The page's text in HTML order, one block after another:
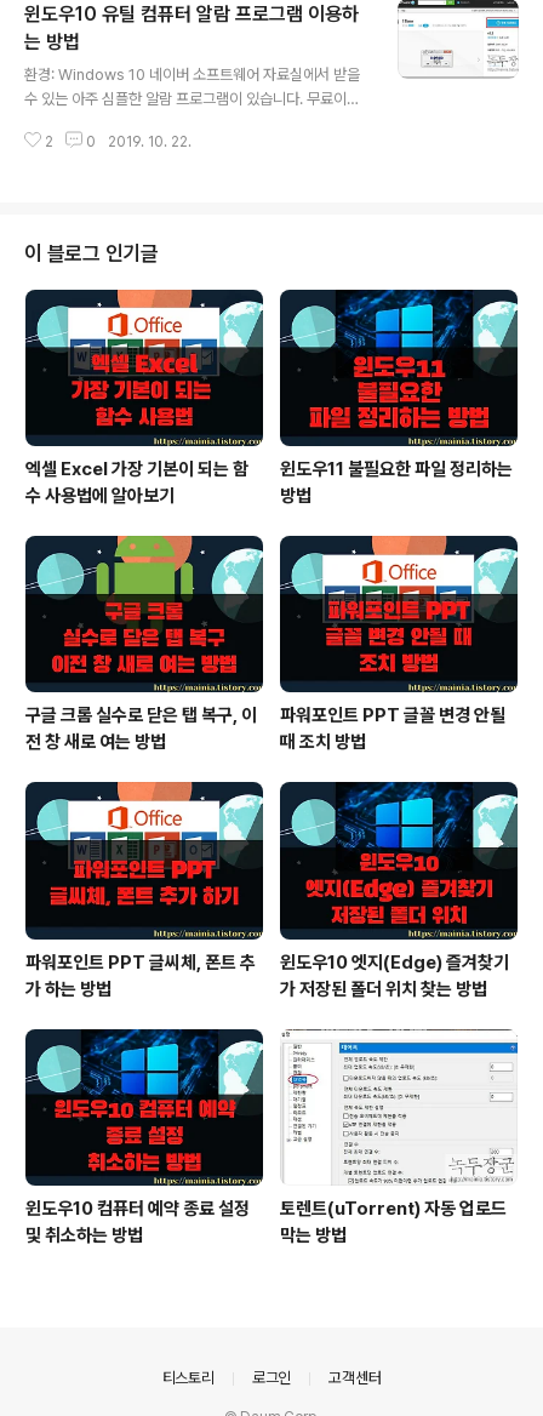
▼ 다운로드 사이트는 다음과 같습니다. 홈페이지에 접속
해서 프로그램을 다운받습니다. https://www.zzaturi.c
om/ip_scanner ▼ 프로그램 사용은 간단합니다. 메인
화면 상단에 스캔시작을 누르면 현재 자신이 접속해 있는 I
목록에 IP주소, 포트, Ping 결과 등 다양한..
윈도우10 유틸 컴퓨터 알람 프로그램 이용하
는 방법
환경: Windows 10 네이버 소프트웨어 자료실에서 받을
수 있는 아주 심플한 알람 프로그램이 있습니다. 무료이며,
니다. 단순히 시간 정해 놓고 알람을 울리는 정도의 기능을
서 다운받아야 합니다. 다운받기 위해 아래 주소는 아래와
같습니다. 링크를 타고 들어가서 무료 다운로드 버튼을 클
릭합니다. http://software.naver.com/software/su
mmary.nhn?softwareId=MFS_104731 ▼ 프로그램
을 설치하고 실행하면 그림과 같은 조그마한 앱이 화면에 ..
2 0 2019. 10. 22.
이 블로그 인기글
엑셀 Excel 가장 기본이 되는 함
수 사용법에 알아보기
윈도우11 불필요한 파일 정리하는
방법
구글 크롬 실수로 닫은 탭 복구, 이
전 창 새로 여는 방법
파워포인트 PPT 글꼴 변경 안될
때 조치 방법
파워포인트 PPT 글씨체, 폰트 추
가 하는 방법
윈도우10 엣지(Edge) 즐겨찾기
가 저장된 폴더 위치 찾는 방법
윈도우10 컴퓨터 예약 종료 설정
및 취소하는 방법
토렌트(uTorrent) 자동 업로드
막는 방법
티스토리 로그인 고객센터